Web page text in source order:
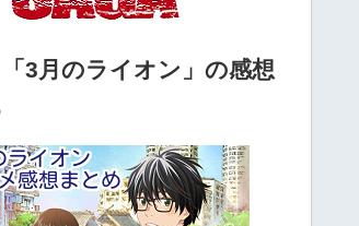
3月のライオン」の感想